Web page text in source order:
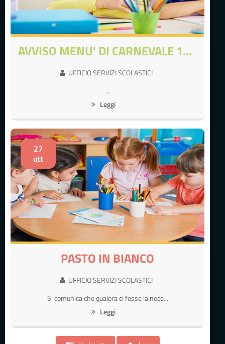
AVVISO MENU' DI CARNEVALE 12 FEBBRAIO
UFFICIO SERVIZI SCOLASTICI
...
Leggi
27
ott
PASTO IN BIANCO
UFFICIO SERVIZI SCOLASTICI
Si comunica che qualora ci fosse la nece...
Leggi